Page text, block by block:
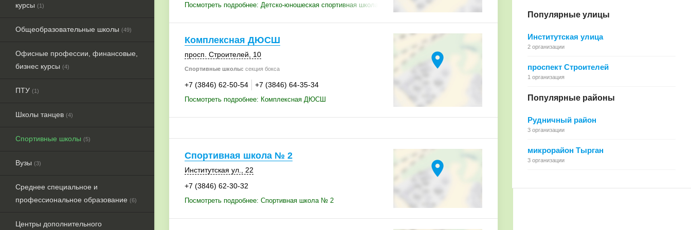
курсы (1)
Общеобразовательные школы (49)
Офисные профессии, финансовые,
бизнес курсы (4)
ПТУ (1)
Школы танцев (4)
Спортивные школы (5)
Вузы (3)
Среднее специальное и
профессиональное образование (6)
Центры дополнительного
Посмотреть подробнее: Детско-юношеская спортивная школа
Комплексная ДЮСШ
просп. Строителей, 10
Спортивные школы: секция бокса
+7 (3846) 62-50-54 +7 (3846) 64-35-34
Посмотреть подробнее: Комплексная ДЮСШ
location_on
Спортивная школа № 2
Институтская ул., 22
+7 (3846) 62-30-32
Посмотреть подробнее: Спортивная школа № 2
location_on
Популярные улицы
Институтская улица
2 организации
проспект Строителей
1 организация
Популярные районы
Рудничный район
3 организации
микрорайон Тырган
3 организации